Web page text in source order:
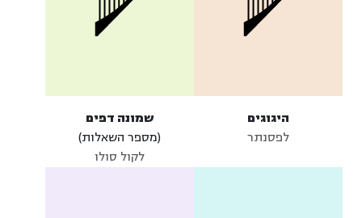
היגוגים
לפסנתר
שמונה דפים
(מספר השאלות)
לקול סולו